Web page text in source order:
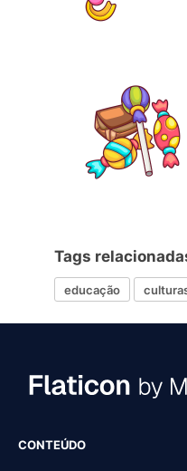
Tags
educação
CONTEÚDO